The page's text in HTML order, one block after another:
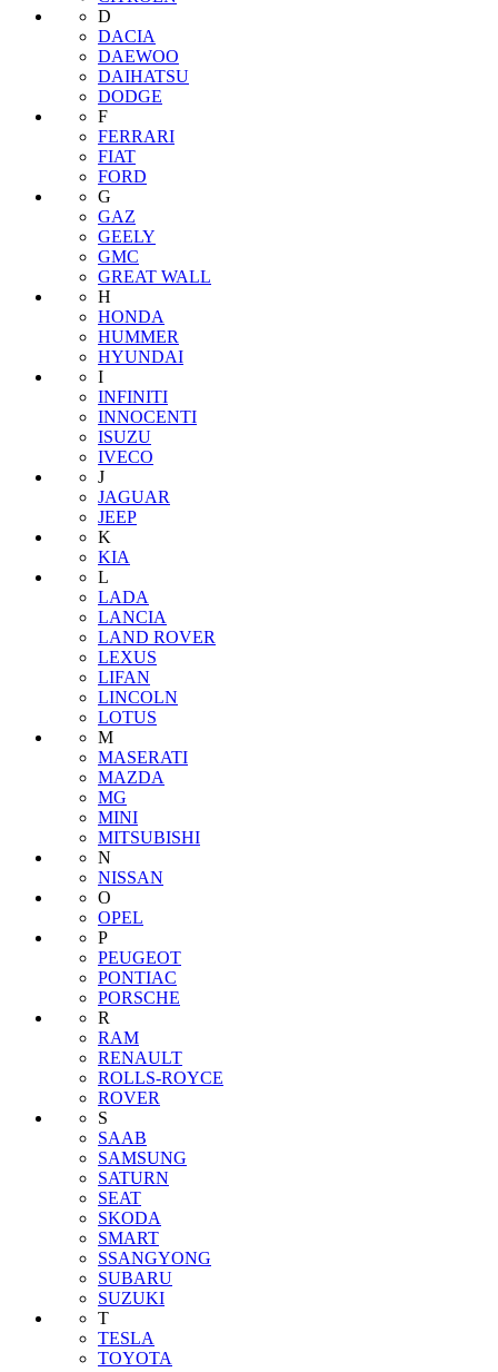
D
DACIA
DAEWOO
DAIHATSU
DODGE
F
FERRARI
FIAT
FORD
G
GAZ
GEELY
GMC
GREAT WALL
H
HONDA
HUMMER
HYUNDAI
I
INFINITI
INNOCENTI
ISUZU
IVECO
J
JAGUAR
JEEP
K
KIA
L
LADA
LANCIA
LAND ROVER
LEXUS
LIFAN
LINCOLN
LOTUS
M
MASERATI
MAZDA
MG
MINI
MITSUBISHI
N
NISSAN
O
OPEL
P
PEUGEOT
PONTIAC
PORSCHE
R
RAM
RENAULT
ROLLS-ROYCE
ROVER
S
SAAB
SAMSUNG
SATURN
SEAT
SKODA
SMART
SSANGYONG
SUBARU
SUZUKI
T
TESLA
TOYOTA